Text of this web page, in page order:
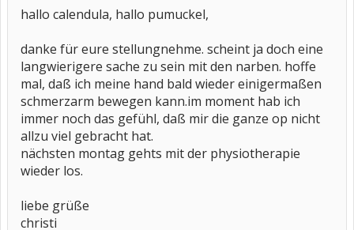
hallo calendula, hallo pumuckel,
danke für eure stellungnehme. scheint ja doch eine
langwierigere sache zu sein mit den narben. hoffe
mal, daß ich meine hand bald wieder einigermaßen
schmerzarm bewegen kann.im moment hab ich
immer noch das gefühl, daß mir die ganze op nicht
allzu viel gebracht hat.
nächsten montag gehts mit der physiotherapie
wieder los.
liebe grüße
christi